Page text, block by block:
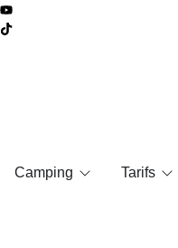
Camping Tarifs